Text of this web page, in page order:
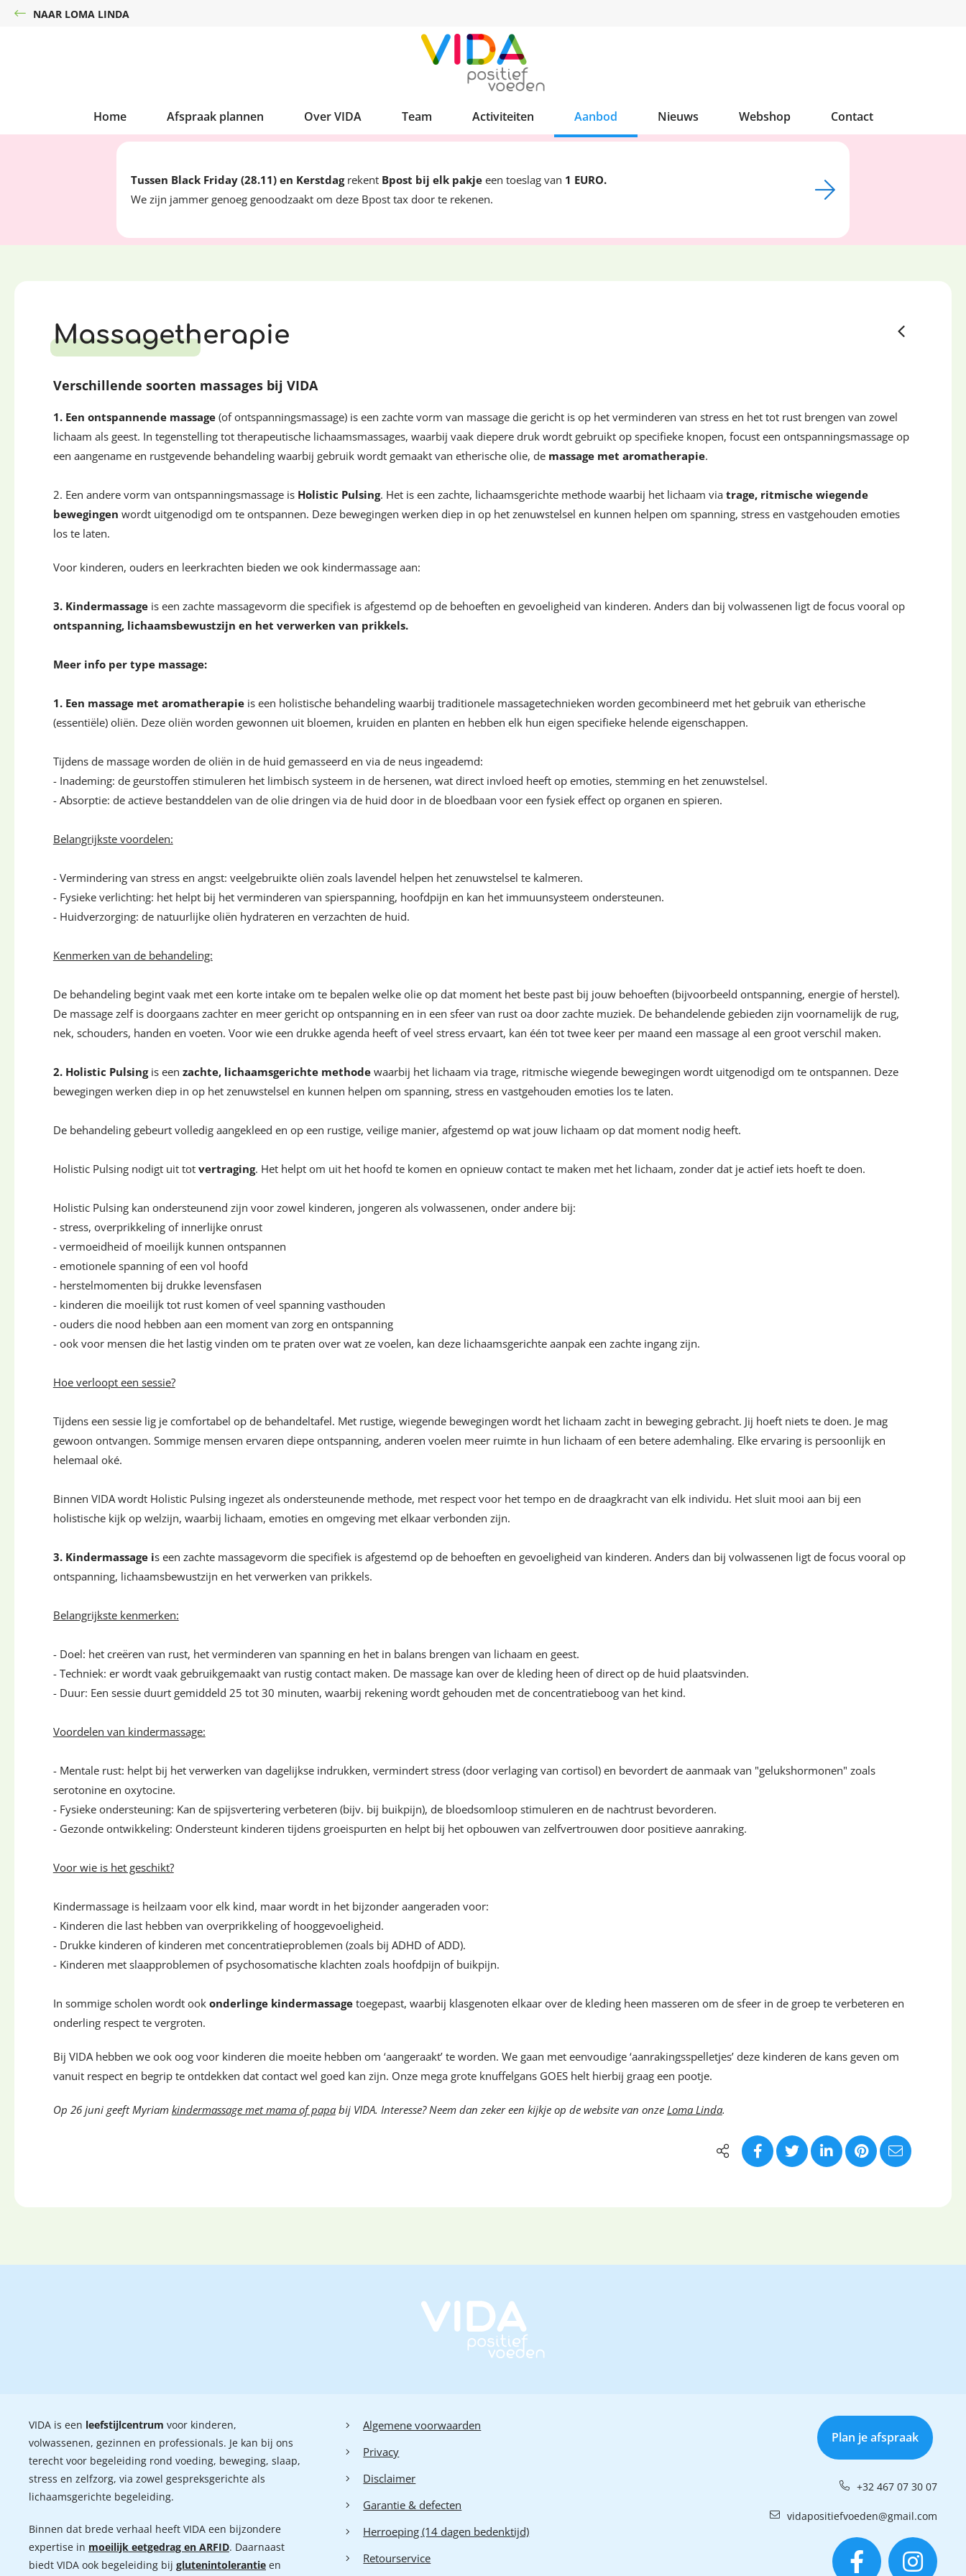
NAAR LOMA LINDA
Home Afspraak plannen Over VIDA Team Activiteiten Aanbod Nieuws Webshop Contact
Tussen Black Friday (28.11) en Kerstdag rekent Bpost bij elk pakje een toeslag van 1 EURO.
We zijn jammer genoeg genoodzaakt om deze Bpost tax door te rekenen.
Massagetherapie
Verschillende soorten massages bij VIDA
1. Een ontspannende massage (of ontspanningsmassage) is een zachte vorm van massage die gericht is op het verminderen van stress en het tot rust brengen van zowel
lichaam als geest. In tegenstelling tot therapeutische lichaamsmassages, waarbij vaak diepere druk wordt gebruikt op specifieke knopen, focust een ontspanningsmassage op
een aangename en rustgevende behandeling waarbij gebruik wordt gemaakt van etherische olie, de massage met aromatherapie.
2. Een andere vorm van ontspanningsmassage is Holistic Pulsing. Het is een zachte, lichaamsgerichte methode waarbij het lichaam via trage, ritmische wiegende
bewegingen wordt uitgenodigd om te ontspannen. Deze bewegingen werken diep in op het zenuwstelsel en kunnen helpen om spanning, stress en vastgehouden emoties
los te laten.
Voor kinderen, ouders en leerkrachten bieden we ook kindermassage aan:
3. Kindermassage is een zachte massagevorm die specifiek is afgestemd op de behoeften en gevoeligheid van kinderen. Anders dan bij volwassenen ligt de focus vooral op
ontspanning, lichaamsbewustzijn en het verwerken van prikkels.
Meer info per type massage:
1. Een massage met aromatherapie is een holistische behandeling waarbij traditionele massagetechnieken worden gecombineerd met het gebruik van etherische
(essentiële) oliën. Deze oliën worden gewonnen uit bloemen, kruiden en planten en hebben elk hun eigen specifieke helende eigenschappen.
Tijdens de massage worden de oliën in de huid gemasseerd en via de neus ingeademd:
- Inademing: de geurstoffen stimuleren het limbisch systeem in de hersenen, wat direct invloed heeft op emoties, stemming en het zenuwstelsel.
- Absorptie: de actieve bestanddelen van de olie dringen via de huid door in de bloedbaan voor een fysiek effect op organen en spieren.
Belangrijkste voordelen:
- Vermindering van stress en angst: veelgebruikte oliën zoals lavendel helpen het zenuwstelsel te kalmeren.
- Fysieke verlichting: het helpt bij het verminderen van spierspanning, hoofdpijn en kan het immuunsysteem ondersteunen.
- Huidverzorging: de natuurlijke oliën hydrateren en verzachten de huid.
Kenmerken van de behandeling:
De behandeling begint vaak met een korte intake om te bepalen welke olie op dat moment het beste past bij jouw behoeften (bijvoorbeeld ontspanning, energie of herstel).
De massage zelf is doorgaans zachter en meer gericht op ontspanning en in een sfeer van rust oa door zachte muziek. De behandelende gebieden zijn voornamelijk de rug,
nek, schouders, handen en voeten. Voor wie een drukke agenda heeft of veel stress ervaart, kan één tot twee keer per maand een massage al een groot verschil maken.
2. Holistic Pulsingis een zachte, lichaamsgerichte methode waarbij het lichaam via trage, ritmische wiegende bewegingen wordt uitgenodigd om te ontspannen. Deze
bewegingen werken diep in op het zenuwstelsel en kunnen helpen om spanning, stress en vastgehouden emoties los te laten.
De behandeling gebeurt volledig aangekleed en op een rustige, veilige manier, afgestemd op wat jouw lichaam op dat moment nodig heeft.
Holistic Pulsing nodigt uit tot vertraging. Het helpt om uit het hoofd te komen en opnieuw contact te maken met het lichaam, zonder dat je actief iets hoeft te doen.
Holistic Pulsing kan ondersteunend zijn voor zowel kinderen, jongeren als volwassenen, onder andere bij:
- stress, overprikkeling of innerlijke onrust
- vermoeidheid of moeilijk kunnen ontspannen
- emotionele spanning of een vol hoofd
- herstelmomenten bij drukke levensfasen
- kinderen die moeilijk tot rust komen of veel spanning vasthouden
- ouders die nood hebben aan een moment van zorg en ontspanning
- ook voor mensen die het lastig vinden om te praten over wat ze voelen, kan deze lichaamsgerichte aanpak een zachte ingang zijn.
Hoe verloopt een sessie?
Tijdens een sessie lig je comfortabel op de behandeltafel. Met rustige, wiegende bewegingen wordt het lichaam zacht in beweging gebracht. Jij hoeft niets te doen. Je mag
gewoon ontvangen. Sommige mensen ervaren diepe ontspanning, anderen voelen meer ruimte in hun lichaam of een betere ademhaling. Elke ervaring is persoonlijk en
helemaal oké.
Binnen VIDA wordt Holistic Pulsing ingezet als ondersteunende methode, met respect voor het tempo en de draagkracht van elk individu. Het sluit mooi aan bij een
holistische kijk op welzijn, waarbij lichaam, emoties en omgeving met elkaar verbonden zijn.
3. Kindermassage is een zachte massagevorm die specifiek is afgestemd op de behoeften en gevoeligheid van kinderen. Anders dan bij volwassenen ligt de focus vooral op
ontspanning, lichaamsbewustzijn en het verwerken van prikkels.
Belangrijkste kenmerken:
- Doel: het creëren van rust, het verminderen van spanning en het in balans brengen van lichaam en geest.
- Techniek: er wordt vaak gebruikgemaakt van rustig contact maken. De massage kan over de kleding heen of direct op de huid plaatsvinden.
- Duur: Een sessie duurt gemiddeld 25 tot 30 minuten, waarbij rekening wordt gehouden met de concentratieboog van het kind.
Voordelen van kindermassage:
- Mentale rust: helpt bij het verwerken van dagelijkse indrukken, vermindert stress (door verlaging van cortisol) en bevordert de aanmaak van "gelukshormonen" zoals
serotonine en oxytocine.
- Fysieke ondersteuning: Kan de spijsvertering verbeteren (bijv. bij buikpijn), de bloedsomloop stimuleren en de nachtrust bevorderen.
- Gezonde ontwikkeling: Ondersteunt kinderen tijdens groeispurten en helpt bij het opbouwen van zelfvertrouwen door positieve aanraking.
Voor wie is het geschikt?
Kindermassage is heilzaam voor elk kind, maar wordt in het bijzonder aangeraden voor:
- Kinderen die last hebben van overprikkeling of hooggevoeligheid.
- Drukke kinderen of kinderen met concentratieproblemen (zoals bij ADHD of ADD).
- Kinderen met slaapproblemen of psychosomatische klachten zoals hoofdpijn of buikpijn.
In sommige scholen wordt ook onderlinge kindermassagetoegepast, waarbij klasgenoten elkaar over de kleding heen masseren om de sfeer in de groep te verbeteren en
onderling respect te vergroten.
Bij VIDA hebben we ook oog voor kinderen die moeite hebben om ‘aangeraakt’ te worden. We gaan met eenvoudige ‘aanrakingsspelletjes’ deze kinderen de kans geven om
vanuit respect en begrip te ontdekken dat contact wel goed kan zijn. Onze mega grote knuffelgans GOES helt hierbij graag een pootje.
Op 26 juni geeft Myriam kindermassage met mama of papabij VIDA. Interesse? Neem dan zeker een kijkje op de website van onze Loma Linda.
VIDA is een leefstijlcentrum voor kinderen,
volwassenen, gezinnen en professionals. Je kan bij ons
terecht voor begeleiding rond voeding, beweging, slaap,
stress en zelfzorg, via zowel gespreksgerichte als
lichaamsgerichte begeleiding.
Binnen dat brede verhaal heeft VIDA een bijzondere
expertise in moeilijk eetgedrag en ARFID. Daarnaast
biedt VIDA ook begeleiding bij glutenintolerantie en
Algemene voorwaarden
Privacy
Disclaimer
Garantie & defecten
Herroeping (14 dagen bedenktijd)
Retourservice
Plan je afspraak
+32 467 07 30 07
vidapositiefvoeden@gmail.com